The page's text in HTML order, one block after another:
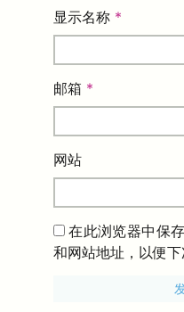
显示名称 *
邮箱 *
网站
在此浏览器中保
和网站地址，以便下